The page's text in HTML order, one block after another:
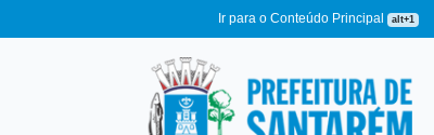
Ir para o Conteúdo Principal alt+1